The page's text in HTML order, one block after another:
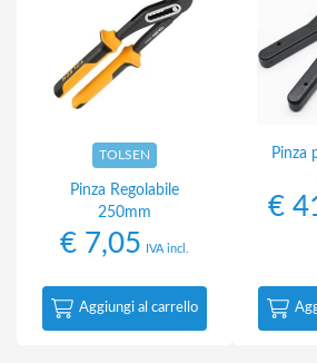
TOLSEN
Pinza Regolabile
250mm
€ 7,05 IVA incl.
Aggiungi al carrello
Pinza
€